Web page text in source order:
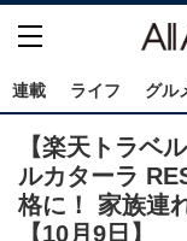
連載 ライフ グル
【楽天トラベ
ルカターラ
格に！ 家族連
【10月9日】